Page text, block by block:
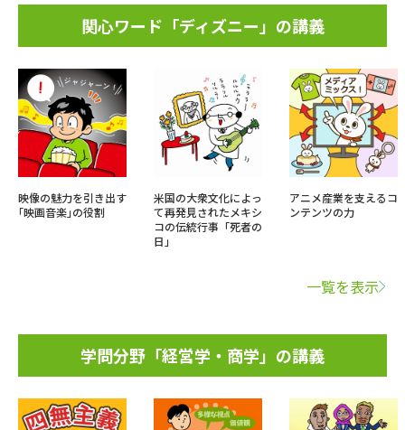
関心ワード「ディズニー」の講義
映像の魅力を引き出す
｢映画音楽｣の役割
米国の大衆文化によっ
て再発見されたメキシ
コの伝統行事「死者の
日」
アニメ産業を支えるコ
ンテンツの力
一覧を表示
学問分野「経営学・商学」の講義